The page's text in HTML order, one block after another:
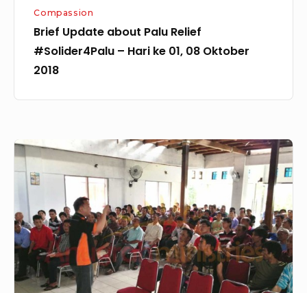
Oktober
2018
Compassion
Brief Update about Palu Relief
#Solider4Palu – Hari ke 01, 08 Oktober
2018
Paskah
Cipinang
April
2013